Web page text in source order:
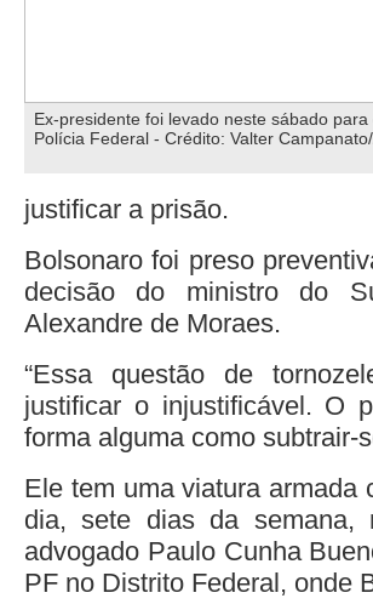
Ex-presidente foi levado neste sábado para
Polícia Federal - Crédito: Valter
justificar a prisão.
Bolsonaro foi preso
decisão do ministro do
Alexandre de Moraes.
“Essa questão de
justificar o injustificável. O
forma alguma como subtrair-
Ele tem uma viatura armada
dia, sete dias da semana,
advogado Paulo Cunha
PF no Distrito Federal, onde